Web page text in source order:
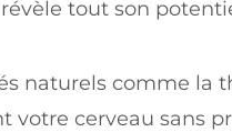
tout son
naturels comme la
cerveau sans